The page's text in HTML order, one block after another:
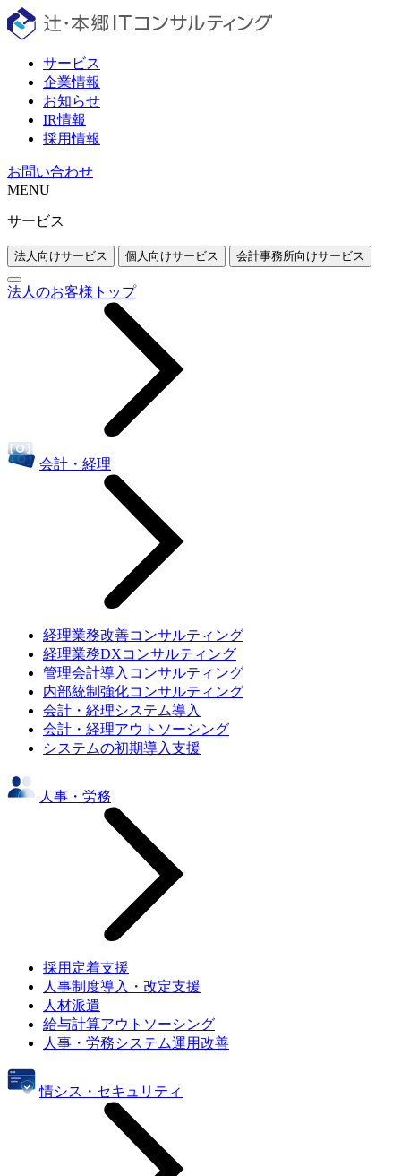
サービス
企業情報
お知らせ
IR情報
採用情報
お問い合わせ
MENU
サービス
法人向けサービス 個人向けサービス 会計事務所向けサービス
法人のお客様トップ
会計・経理
経理業務改善コンサルティング
経理業務DXコンサルティング
管理会計導入コンサルティング
内部統制強化コンサルティング
会計・経理システム導入
会計・経理アウトソーシング
システムの初期導入支援
人事・労務
採用定着支援
人事制度導入・改定支援
人材派遣
給与計算アウトソーシング
人事・労務システム運用改善
情シス・セキュリティ